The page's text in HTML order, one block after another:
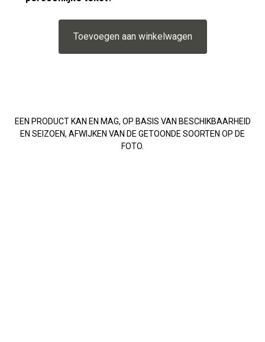
Toevoegen aan winkelwagen
EEN PRODUCT KAN EN MAG, OP BASIS VAN BESCHIKBAARHEID
EN SEIZOEN, AFWIJKEN VAN DE GETOONDE SOORTEN OP DE
FOTO.